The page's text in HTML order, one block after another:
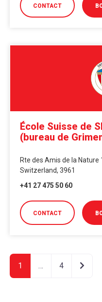
CONTACT
École Suisse de
(bureau de
Rte des Amis de la Nature
Switzerland, 3961
+41 27 475 50 60
CONTACT
1 … 4 Older